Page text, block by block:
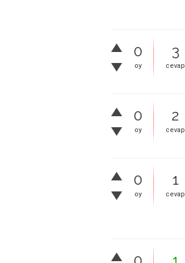
0
oy
3
cevap
0
oy
2
cevap
0
oy
1
cevap